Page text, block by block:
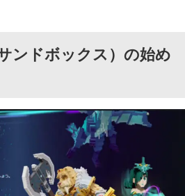
ンドボックス）の始め